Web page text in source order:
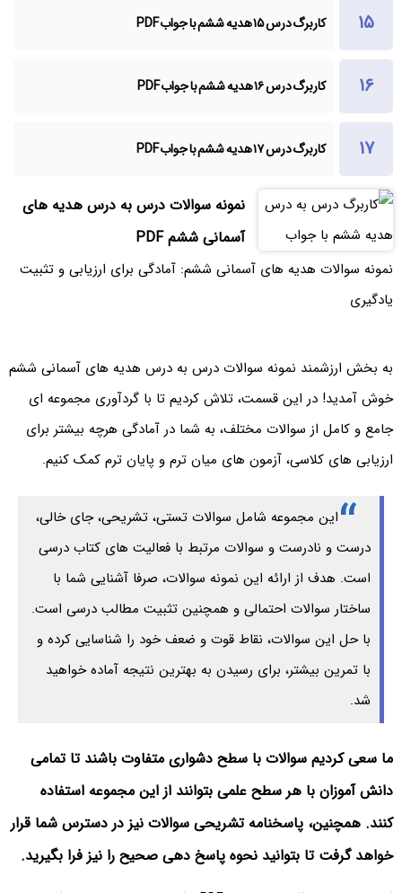
کاربرگ درس ۱۵ هدیه ششم با جواب PDF
کاربرگ درس ۱۶ هدیه ششم با جواب PDF
کاربرگ درس ۱۷ هدیه ششم با جواب PDF
نمونه سوالات درس به درس هدیه های
آسمانی ششم PDF
نمونه سوالات هدیه های آسمانی ششم: آمادگی برای ارزیابی و تثبیت
یادگیری
به بخش ارزشمند نمونه سوالات درس به درس هدیه های آسمانی ششم
خوش آمدید! در این قسمت، تلاش کردیم تا با گردآوری مجموعه ای
جامع و کامل از سوالات مختلف، به شما در آمادگی هرچه بیشتر برای
ارزیابی های کلاسی، آزمون های میان ترم و پایان ترم کمک کنیم.
این مجموعه شامل سوالات تستی، تشریحی، جای خالی،
درست و نادرست و سوالات مرتبط با فعالیت های کتاب درسی
است. هدف از ارائه این نمونه سوالات، صرفا آشنایی شما با
ساختار سوالات احتمالی و همچنین تثبیت مطالب درسی است.
با حل این سوالات، نقاط قوت و ضعف خود را شناسایی کرده و
با تمرین بیشتر، برای رسیدن به بهترین نتیجه آماده خواهید
شد.
ما سعی کردیم سوالات با سطح دشواری متفاوت باشند تا تمامی
دانش آموزان با هر سطح علمی بتوانند از این مجموعه استفاده
کنند. همچنین، پاسخنامه تشریحی سوالات نیز در دسترس شما قرار
خواهد گرفت تا بتوانید نحوه پاسخ دهی صحیح را نیز فرا بگیرید.